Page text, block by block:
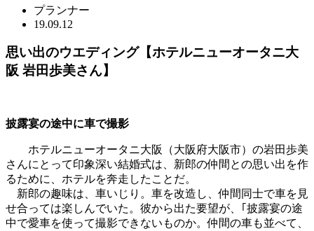
プランナー
19.09.12
思い出のウエディング【ホテルニューオータニ大
阪 岩田歩美さん】
披露宴の途中に車で撮影
ホテルニューオータニ大阪（大阪府大阪市）の岩田歩美
さんにとって印象深い結婚式は、新郎の仲間との思い出を作
るために、ホテルを奔走したことだ。
新郎の趣味は、車いじり。車を改造し、仲間同士で車を見
せ合っては楽しんでいた。彼から出た要望が、｢披露宴の途
中で愛車を使って撮影できないものか。仲間の車も並べて、